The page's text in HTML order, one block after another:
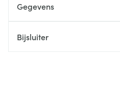
Gegevens
Bijsluiter